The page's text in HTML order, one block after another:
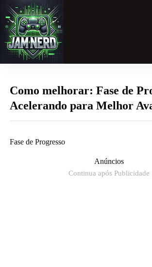
para
conteúdo
Como melhorar: Fase de
Acelerando para Melhor
Fase de Progresso
Anúncios
Continua após Publicidade